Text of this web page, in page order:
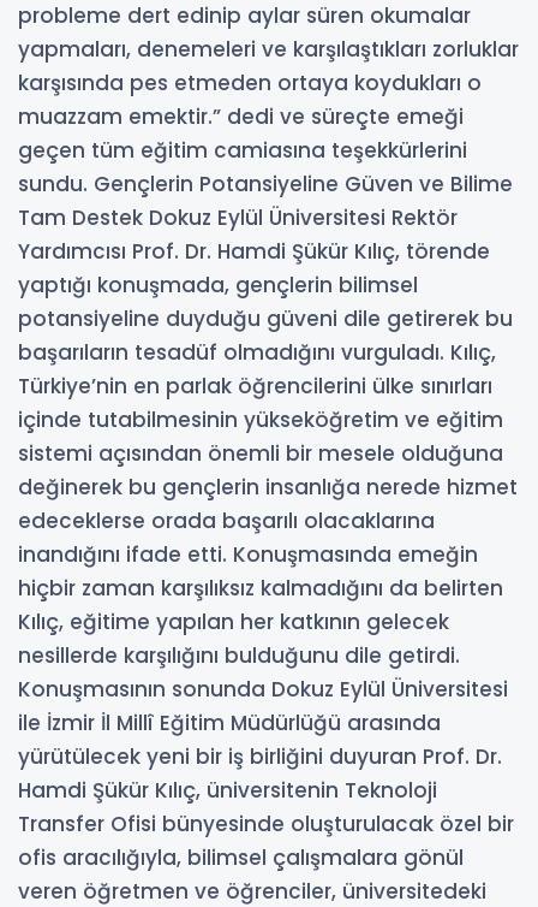
probleme dert edinip aylar süren okumalar
yapmaları, denemeleri ve karşılaştıkları zorluklar
karşısında pes etmeden ortaya koydukları o
muazzam emektir.” dedi ve süreçte emeği
geçen tüm eğitim camiasına teşekkürlerini
sundu. Gençlerin Potansiyeline Güven ve Bilime
Tam Destek Dokuz Eylül Üniversitesi Rektör
Yardımcısı Prof. Dr. Hamdi Şükür Kılıç, törende
yaptığı konuşmada, gençlerin bilimsel
potansiyeline duyduğu güveni dile getirerek bu
başarıların tesadüf olmadığını vurguladı. Kılıç,
Türkiye’nin en parlak öğrencilerini ülke sınırları
içinde tutabilmesinin yükseköğretim ve eğitim
sistemi açısından önemli bir mesele olduğuna
değinerek bu gençlerin insanlığa nerede hizmet
edeceklerse orada başarılı olacaklarına
inandığını ifade etti. Konuşmasında emeğin
hiçbir zaman karşılıksız kalmadığını da belirten
Kılıç, eğitime yapılan her katkının gelecek
nesillerde karşılığını bulduğunu dile getirdi.
Konuşmasının sonunda Dokuz Eylül Üniversitesi
ile İzmir İl Millî Eğitim Müdürlüğü arasında
yürütülecek yeni bir iş birliğini duyuran Prof. Dr.
Hamdi Şükür Kılıç, üniversitenin Teknoloji
Transfer Ofisi bünyesinde oluşturulacak özel bir
ofis aracılığıyla, bilimsel çalışmalara gönül
veren öğretmen ve öğrenciler, üniversitedeki